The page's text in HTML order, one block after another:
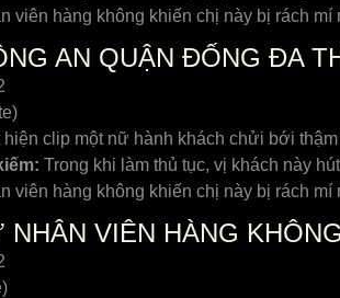
viên hàng không khiến chị này bị rách
AN QUẬN ĐỐNG ĐA
hiện clip một nữ hành khách chửi bới
Trong khi làm thủ tục, vị khách này
viên hàng không khiến chị này bị rách
NHÂN VIÊN HÀNG